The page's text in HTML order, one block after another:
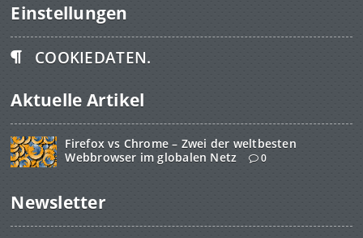
Einstellungen
COOKIEDATEN.
Aktuelle Artikel
Firefox vs Chrome – Zwei der weltbesten
Webbrowser im globalen Netz
0
Newsletter